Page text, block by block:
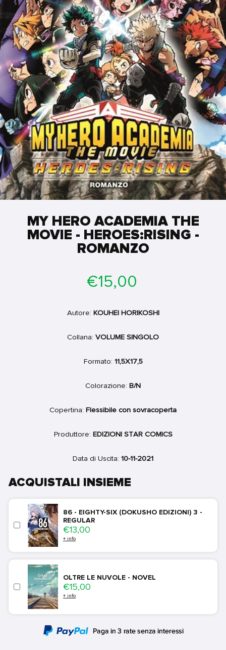
MY HERO ACADEMIA THE
MOVIE - HEROES:RISING -
ROMANZO
di
€15,00
Autore: KOUHEI HORIKOSHI
Collana: VOLUME SINGOLO
Formato: 11,5X17,5
Colorazione: B/N
Copertina: Flessibile con sovracoperta
Produttore: EDIZIONI STAR COMICS
Data di Uscita: 10-11-2021
ACQUISTALI INSIEME
86 - EIGHTY-SIX (DOKUSHO EDIZIONI) 3 -
REGULAR
Price
€13,00
+ info
OLTRE LE NUVOLE - NOVEL
Price
€15,00
+ info